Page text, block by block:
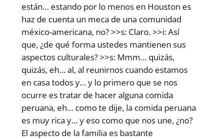
están… estando por lo menos en Houston es
haz de cuenta un meca de una comunidad
méxico-americana, no? >>s: Claro. >>i: Así
que, ¿de qué forma ustedes mantienen sus
aspectos culturales? >>s: Mmm… quizás,
quizás, eh… al, al reunirnos cuando estamos
en casa todos y… y lo primero que se nos
ocurre es tratar de hacer alguna comida
peruana, eh… como te dije, la comida peruana
es muy rica y… y eso como que nos une, ¿no?
El aspecto de la familia es bastante